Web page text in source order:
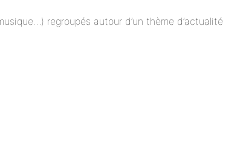
regroupés autour d’un thème d’actualité